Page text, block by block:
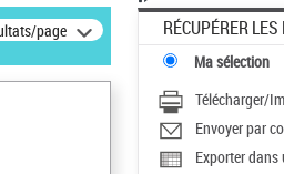
page RÉCUPÉRER
Ma sélection
Télécharger/
Envoyer par
Exporter dans